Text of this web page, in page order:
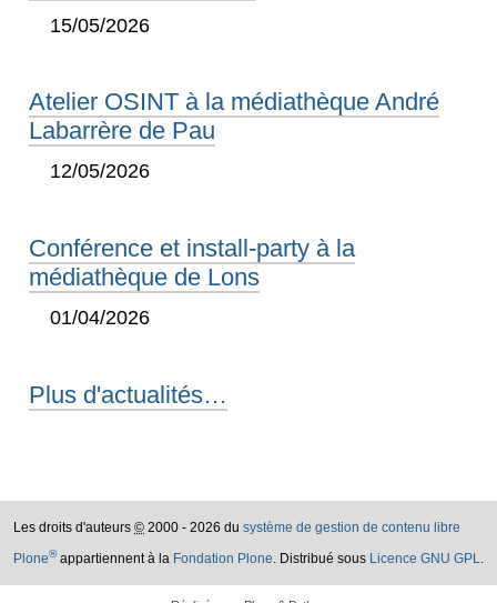
15/05/2026
Atelier OSINT à la médiathèque André
Labarrère de Pau
12/05/2026
Conférence et install-party à la
médiathèque de Lons
01/04/2026
Plus d'actualités…
Les droits d'auteurs © 2000 - 2026 du système de gestion de contenu libre
Plone®appartiennent à la Fondation Plone. Distribué sous Licence GNU GPL.